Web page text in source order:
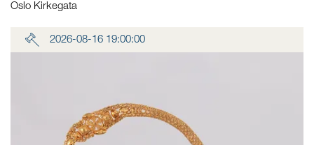
Oslo Kirkegata
2026-08-16 19:00:00